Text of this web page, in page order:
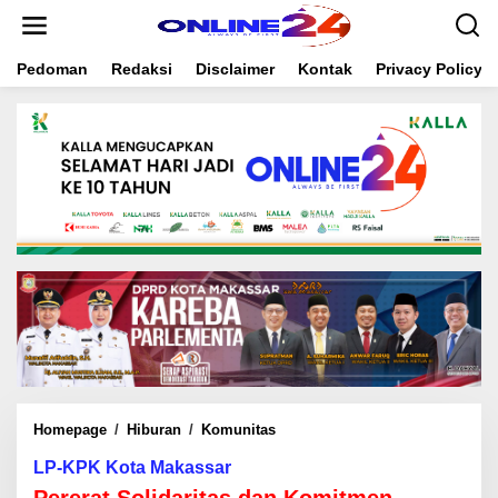
t
Pedoman Redaksi Disclaimer Kontak Privacy Policy
Homepage / Hiburan / Komunitas
LP-KPK Kota Makassar